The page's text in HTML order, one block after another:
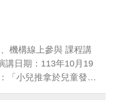
機構線上參與 課程講
講日期：113年10月19
「小兒推拿於兒童發展